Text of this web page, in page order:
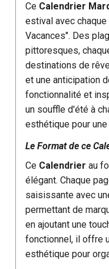
Ce Calendrier
estival avec
Vacances". Des
pittoresques,
destinations de
et une anticipation
fonctionnalité et
un souffle d'été à
esthétique pour
Le Format de ce
Ce Calendrier au
élégant. Chaque
saisissante avec
permettant de
en ajoutant une
fonctionnel, il offre
esthétique pour